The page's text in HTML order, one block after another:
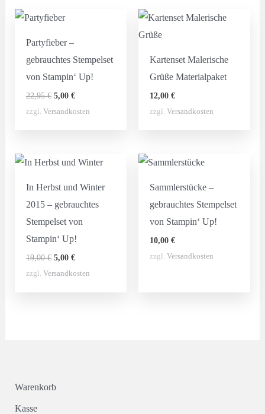
Partyfieber –
gebrauchtes Stempelset
von Stampin‘ Up!
22,95€ Ursprünglicher
war:
5,00 €Aktueller
ist:
zzgl. Versandkosten
Kartenset Malerische
Grüße Materialpaket
12,00€
zzgl.Versandkosten
In Herbst und Winter
2015 – gebrauchtes
Stempelset von
Stampin‘ Up!
19,00€ Ursprünglicher
war:
5,00 €Aktueller
ist:
zzgl. Versandkosten
Sammlerstücke –
gebrauchtes Stempelset
von Stampin‘ Up!
10,00€
zzgl.Versandkosten
Warenkorb
Kasse